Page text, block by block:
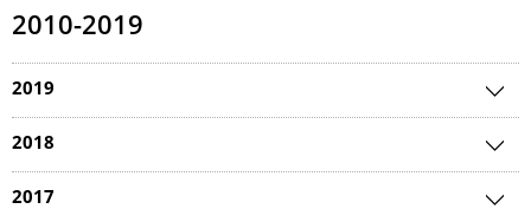
2010-2019
2019
2018
2017